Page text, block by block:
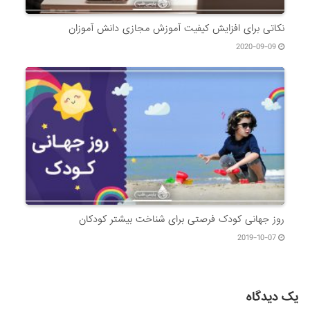
نکاتی برای افزایش کیفیت آموزش مجازی دانش آموزان
2020-09-09
روز جهانی کودک فرصتی برای شناخت بیشتر کودکان
2019-10-07
یک دیدگاه